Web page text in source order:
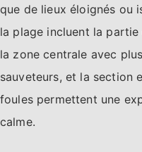
que de lieux éloignés ou
la plage incluent la
la zone centrale avec
sauveteurs, et la section
foules permettent une
calme.